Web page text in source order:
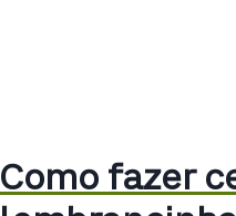
Como fazer